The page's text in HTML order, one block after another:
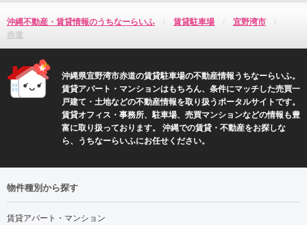
沖縄不動産・賃貸情報のうちなーらいふ 賃貸駐車場
宜野湾市
赤道
沖縄県宜野湾市赤道の賃貸駐車場の不動産情報うちなーらいふ。
賃貸アパート・マンションはもちろん、条件にマッチした売買一
戸建て・土地などの不動産情報を取り扱うポータルサイトです。
賃貸オフィス・事務所、駐車場、売買マンションなどの情報も豊
富に取り扱っております。 沖縄での賃貸・不動産をお探しな
ら、うちなーらいふにお任せください。
物件種別から探す
賃貸アパート・マンション